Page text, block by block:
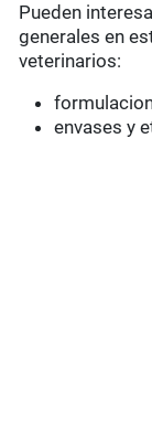
Pueden
generales en
veterinarios:
envases y